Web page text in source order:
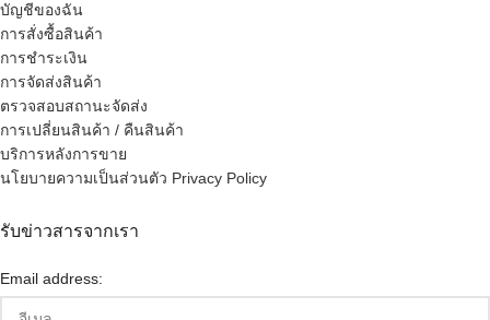
บัญชีของฉัน
การสั่งซื้อสินค้า
การชำระเงิน
การจัดส่งสินค้า
ตรวจสอบสถานะจัดส่ง
การเปลี่ยนสินค้า / คืนสินค้า
บริการหลังการขาย
นโยบายความเป็นส่วนตัว Privacy Policy
รับข่าวสารจากเรา
Email address: